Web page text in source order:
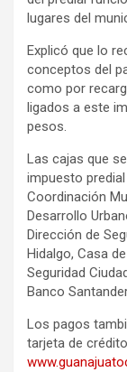
lugares del
Explicó que lo
conceptos del
como por
ligados a este
pesos.
Las cajas que
impuesto
Coordinación
Desarrollo
Dirección de
Hidalgo, Casa
Seguridad
Banco
Los pagos
tarjeta de